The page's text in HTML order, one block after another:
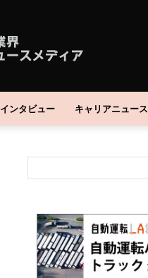
インタビュー キャリアニュース